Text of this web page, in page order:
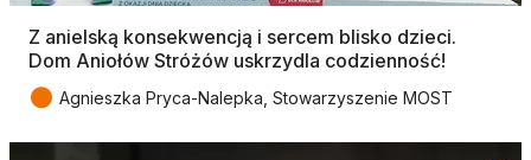
Z anielską konsekwencją i sercem blisko dzieci.
Dom Aniołów Stróżów uskrzydla codzienność!
● Agnieszka Pryca-Nalepka, Stowarzyszenie MOST